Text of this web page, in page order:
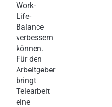
Work-
Life-
Balance
verbessern
können.
Für den
Arbeitgeber
bringt
Telearbeit
eine